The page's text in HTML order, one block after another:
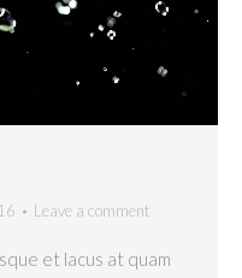
Leave a comment
et lacus at quam